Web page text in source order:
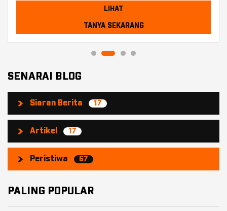
LIHAT
TANYA SEKARANG
SENARAI BLOG
Siaran Berita 17
Artikel 17
Peristiwa 67
PALING POPULAR